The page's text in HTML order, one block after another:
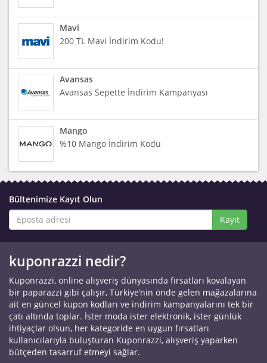
Mavi
200 TL Mavi İndirim Kodu!
Avansas
Avansas Sepette İndirim Kampanyası
Mango
%10 Mango İndirim Kodu
Bültenimize Kayıt Olun
Kayıt
kuponrazzi nedir?
Kuponrazzi, online alışveriş dünyasında fırsatları kovalayan
bir paparazzi gibi çalışır, Türkiye’nin önde gelen mağazalarına
ait en güncel kupon kodları ve indirim kampanyalarını tek bir
çatı altında toplar. İster moda ister elektronik, ister günlük
ihtiyaçlar olsun, her kategoride en uygun fırsatları
kullanıcılarıyla buluşturan Kuponrazzi, alışveriş yaparken
bütçeden tasarruf etmeyi sağlar.